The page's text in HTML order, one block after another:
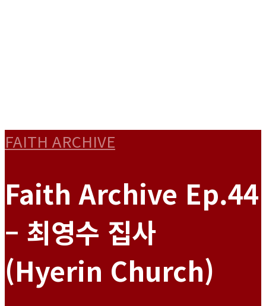
FAITH ARCHIVE
Faith Archive Ep.44
– 최영수 집사
(Hyerin Church)